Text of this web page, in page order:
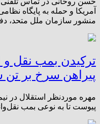
منشور سازمان ملل متحد،
ترکیدن بمب نقل و
پیراهن سرخ بر تن
مهره موردنظر استقلال در
پیوست تا به نوعی بمب